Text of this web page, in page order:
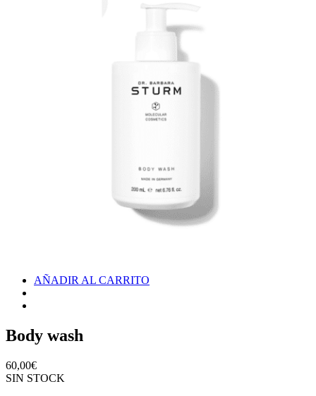
AÑADIR AL CARRITO
Body wash
60,00€
SIN STOCK